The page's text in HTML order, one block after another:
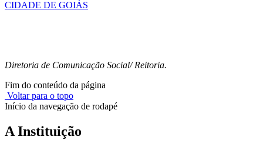
CIDADE DE GOIÁS
Diretoria de Comunicação Social/ Reitoria.
Fim do conteúdo da página
Voltar para o topo
Início da navegação de rodapé
A Instituição